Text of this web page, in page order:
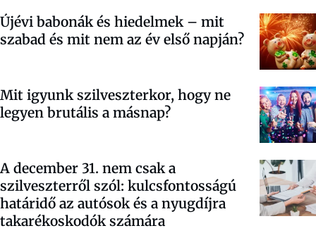
Újévi babonák és hiedelmek – mit
szabad és mit nem az év első napján?
Mit igyunk szilveszterkor, hogy ne
legyen brutális a másnap?
A december 31. nem csak a
szilveszterről szól: kulcsfontosságú
határidő az autósok és a nyugdíjra
takarékoskodók számára